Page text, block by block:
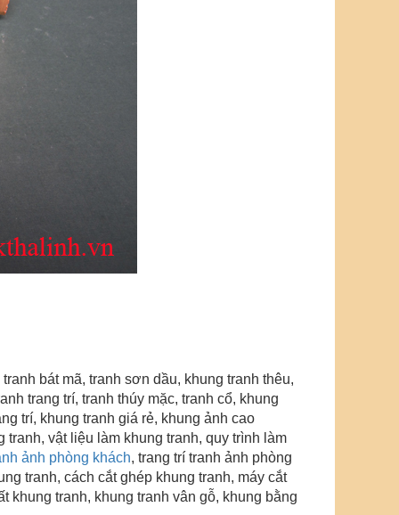
bát mã, tranh sơn dầu, khung tranh thêu,
trang trí, tranh thúy mặc, tranh cổ, khung
trí, khung tranh giá rẻ, khung ảnh cao
vật liệu làm khung tranh, quy trình làm
ảnh phòng khách, trang trí tranh ảnh phòng
tranh, cách cắt ghép khung tranh, máy cắt
khung tranh, khung tranh vân gỗ, khung bằng